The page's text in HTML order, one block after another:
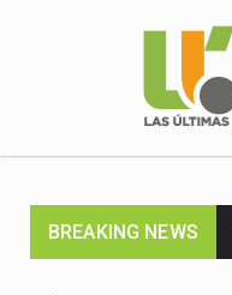
BREAKING NEWS